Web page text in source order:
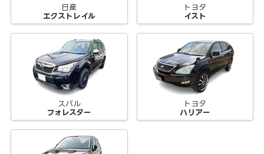
日産
エクストレイル
トヨタ
イスト
スバル
フォレスター
トヨタ
ハリアー